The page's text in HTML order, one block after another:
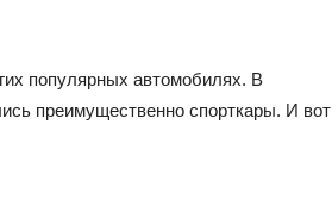
популярных автомобилях. В
преимущественно спорткары. И вот